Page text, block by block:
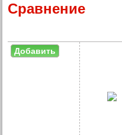
Сравнение
Добавить